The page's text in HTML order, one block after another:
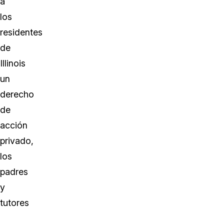
los
residentes
de
Illinois
un
derecho
de
acción
privado,
los
padres
y
tutores